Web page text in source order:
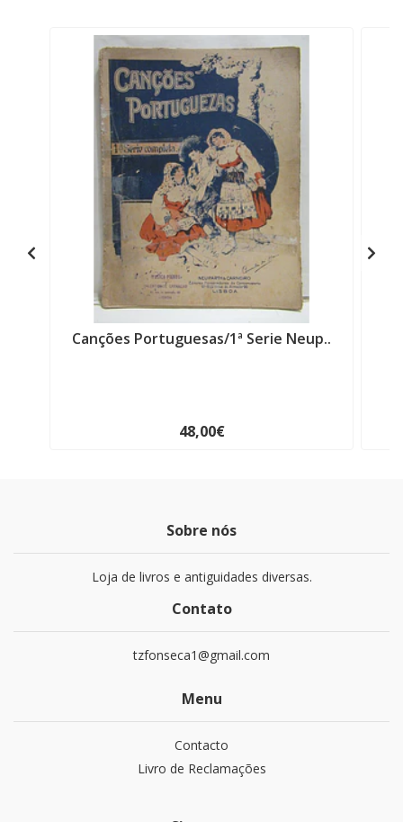
Canções Portuguesas/1ª Serie Neup..
48,00€
Sobre nós
Loja de livros e antiguidades diversas.
Contato
tzfonseca1@gmail.com
Menu
Contacto
Livro de Reclamações